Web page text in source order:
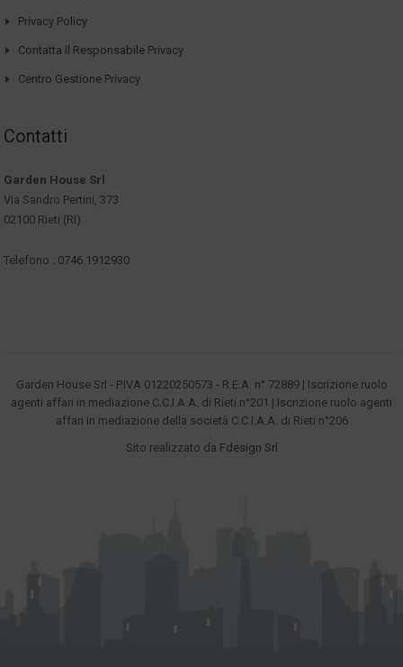
Privacy Policy
Contatta Il Responsabile Privacy
Centro Gestione Privacy
Contatti
Garden House Srl
Via Sandro Pertini, 373
02100 Rieti (RI)
Telefono : 0746.1912930
Garden House Srl - P.IVA 01220250573 - R.E.A. n° 72889 | Iscrizione ruolo
agenti affari in mediazione C.C.I.A.A. di Rieti n°201 | Iscrizione ruolo agenti
affari in mediazione della società C.C.I.A.A. di Rieti n°206
Sito realizzato da Fdesign Srl